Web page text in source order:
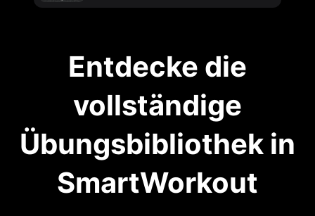
Entdecke die
vollständige
Übungsbibliothek in
SmartWorkout